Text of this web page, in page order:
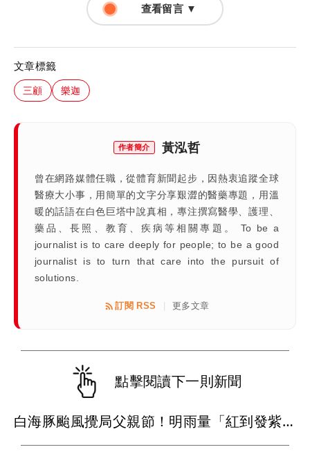
查看留言 ▼
文章標籤
三顧 樂迦
作者簡介 黃泓哲
曾在網路媒體任職，從體育新聞起步，因熱衷追蹤全球
醫療大小事，用簡單的文字分享艱澀的醫藥專題，用溫
暖的話語在白色巨塔中說真相，專注撰寫醫學、護理、
藥品、長照、教育、疾病等相關專題。 To be a
journalist is to care deeply for people; to be a good
journalist is to turn that care into the pursuit of
solutions.
訂閱 RSS 更多文章
點擊閱讀下一則新聞
白海豚颱風攪局父親節！明雨量「紅到發紫」 1關鍵恐再減弱